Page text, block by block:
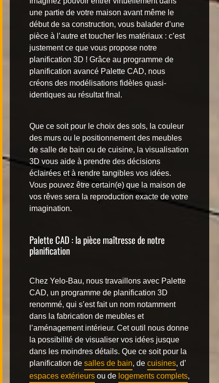
une partie de votre maison avant même le
début de sa construction, vous balader d’une
pièce à l’autre et toucher les matériaux : c’est
justement ce que vous propose notre
planification 3D ! Grâce au programme de
planification avancé Palette CAD, nous
créons des modélisations fidèles quasi-
identiques au résultat final.
Que ce soit pour le choix des sols, la couleur
des murs ou le positionnement des meubles
de salle de bain ou de cuisine, la visualisation
3D vous aide à prendre des décisions
éclairées et à rendre tangibles vos idées.
Vous pouvez être certain(e) que la maison de
vos rêves sera la reproduction exacte de votre
imagination.
Palette CAD : la pièce maîtresse de notre
planification
Chez Yelo-Bau, nous travaillons avec Palette
CAD, un programme de planification 3D
renommé, qui s’est fait un nom notamment
dans la fabrication de meubles et
l’aménagement intérieur. Cet outil nous donne
la possibilité de visualiser vos idées jusque
dans les moindres détails. Que ce soit pour la
planification de salles de bain, de cuisines, d’
espaces extérieurs ou de logements complets,